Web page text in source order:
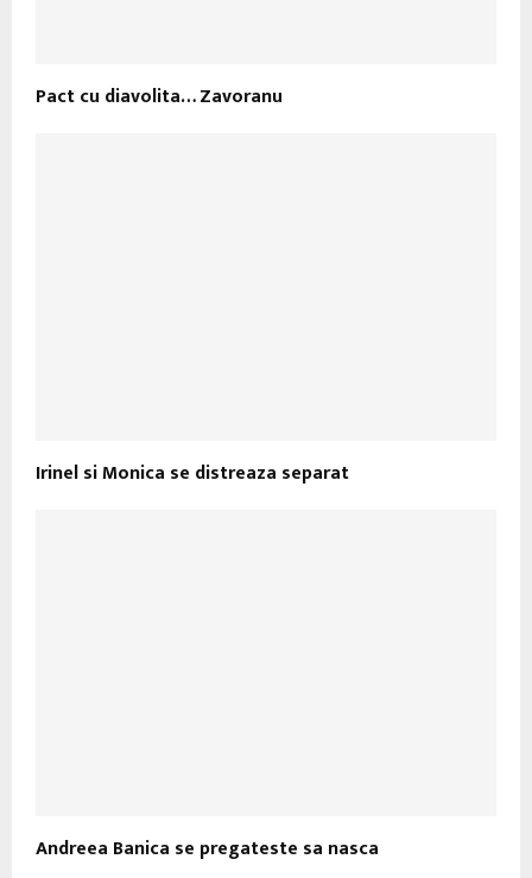
Pact cu diavolita… Zavoranu
Irinel si Monica se distreaza separat
Andreea Banica se pregateste sa nasca